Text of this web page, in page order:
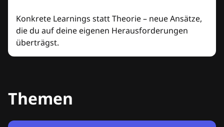
Konkrete Learnings statt Theorie – neue Ansätze,
die du auf deine eigenen Herausforderungen
überträgst.
Themen